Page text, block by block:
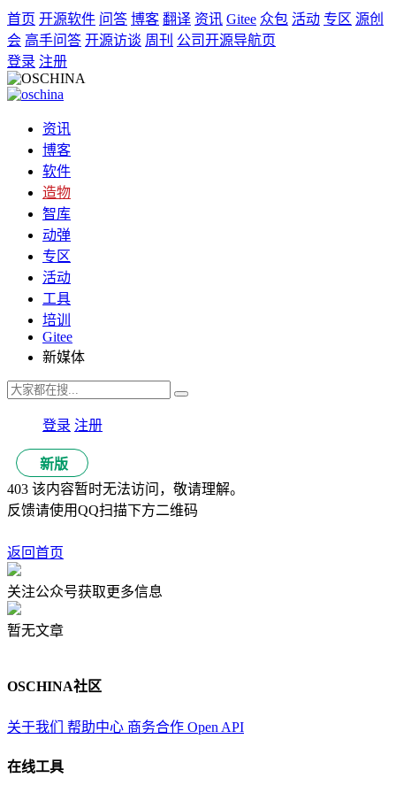
首页 开源软件 问答 博客 翻译 资讯 Gitee 众包 活动 专区 源创
会 高手问答 开源访谈 周刊 公司开源导航页
登录 注册
资讯
博客
软件
造物
智库
动弹
专区
活动
工具
培训
Gitee
新媒体
登录 注册
新版
403 该内容暂时无法访问，敬请理解。
反馈请使用QQ扫描下方二维码
返回首页
关注公众号获取更多信息
暂无文章
OSCHINA社区
关于我们 帮助中心 商务合作 Open API
在线工具